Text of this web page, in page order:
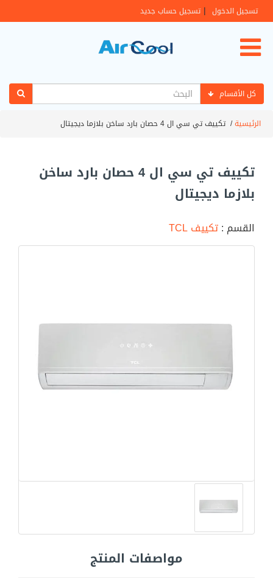
تسجيل الدخول | تسجيل حساب جديد
كل الأقسام
الرئيسية/تكييف تي سي ال 4 حصان بارد ساخن بلازما ديجيتال
تكييف تي سي ال 4 حصان بارد ساخن
بلازما ديجيتال
القسم :تكييف TCL
مواصفات المنتج